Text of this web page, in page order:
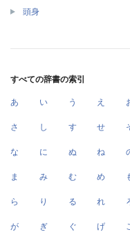
頭身
すべての辞書の索引
あ い う え
さ し す せ
な に ぬ ね
ま み む め
ら り る れ
が ぎ ぐ げ